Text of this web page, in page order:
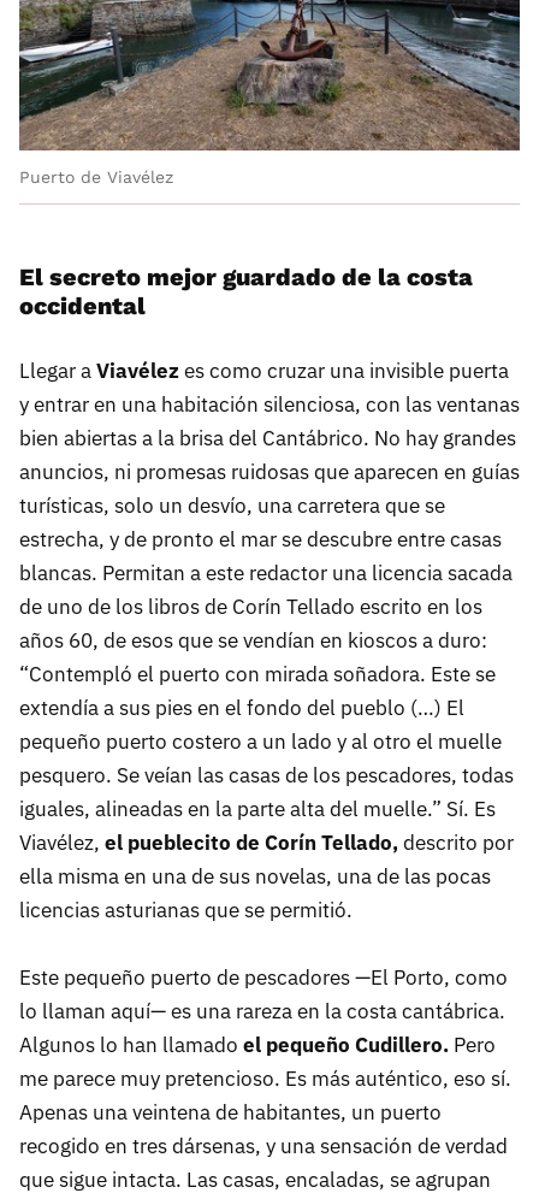
Puerto de Viavélez
El secreto mejor guardado de la costa
occidental
Llegar aViavélezes como cruzar una invisible puerta
y entrar en una habitación silenciosa, con las ventanas
bien abiertas a la brisa del Cantábrico. No hay grandes
anuncios, ni promesas ruidosas que aparecen en guías
turísticas, solo un desvío, una carretera que se
estrecha, y de pronto el mar se descubre entre casas
blancas. Permitan a este redactor una licencia sacada
de uno de los libros de Corín Tellado escrito en los
años 60, de esos que se vendían en kioscos a duro:
“Contempló el puerto con mirada soñadora. Este se
extendía a sus pies en el fondo del pueblo (…) El
pequeño puerto costero a un lado y al otro el muelle
pesquero. Se veían las casas de los pescadores, todas
iguales, alineadas en la parte alta del muelle.” Sí. Es
Viavélez, el pueblecito de Corín Tellado,descrito por
ella misma en una de sus novelas, una de las pocas
licencias asturianas que se permitió.
Este pequeño puerto de pescadores —El Porto, como
lo llaman aquí— es una rareza en la costa cantábrica.
Algunos lo han llamado el pequeño Cudillero. Pero
me parece muy pretencioso. Es más auténtico, eso sí.
Apenas una veintena de habitantes, un puerto
recogido en tres dársenas, y una sensación de verdad
que sigue intacta. Las casas, encaladas, se agrupan